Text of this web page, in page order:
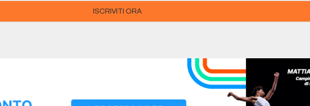
ISCRIVITI ORA